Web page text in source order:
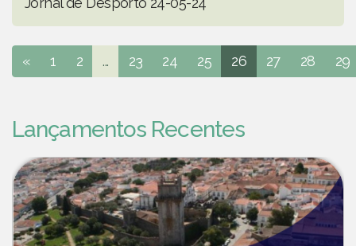
« 1 2 ... 23 24 25 26 27 28 29
Lançamentos Recentes